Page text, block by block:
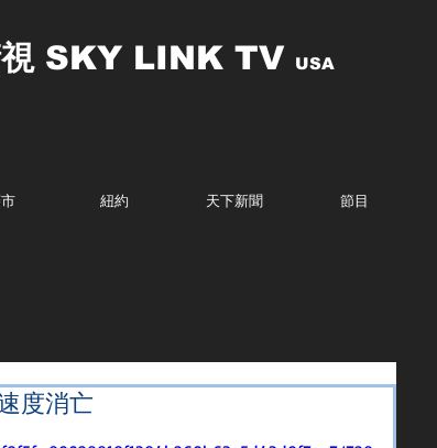
SKY LINK TV USA
紐約 天下新聞 節目
度消亡